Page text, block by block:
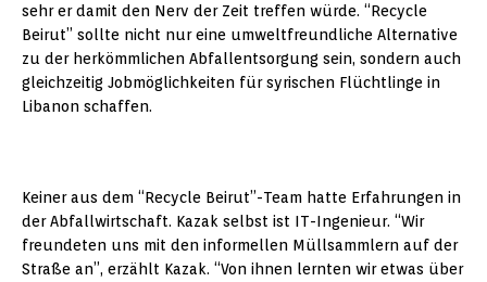
sehr er damit den Nerv der Zeit treffen würde. “Recycle
Beirut” sollte nicht nur eine umweltfreundliche Alternative
zu der herkömmlichen Abfallentsorgung sein, sondern auch
gleichzeitig Jobmöglichkeiten für syrischen Flüchtlinge in
Libanon schaffen.
Keiner aus dem “Recycle Beirut”-Team hatte Erfahrungen in
der Abfallwirtschaft. Kazak selbst ist IT-Ingenieur. “Wir
freundeten uns mit den informellen Müllsammlern auf der
Straße an”, erzählt Kazak. “Von ihnen lernten wir etwas über